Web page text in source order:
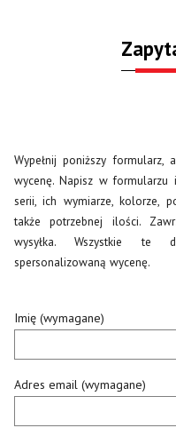
Wypełnij poniższy formularz,
wycenę. Napisz w formularzu
serii, ich wymiarze, kolorze,
także potrzebnej ilości.
wysyłka. Wszystkie te
spersonalizowaną wycenę.
Imię (wymagane)
Adres email (wymagane)